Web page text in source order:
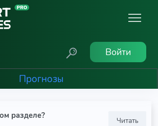
Войти
Прогнозы
разделе?
Читать